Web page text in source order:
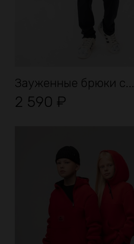
Зауженные брюки с...
2 590 ₽